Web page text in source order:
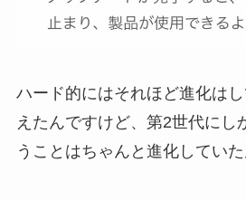
ハード的にはそれほど進化は
えたんですけど、第2世代にし
うことはちゃんと進化していた